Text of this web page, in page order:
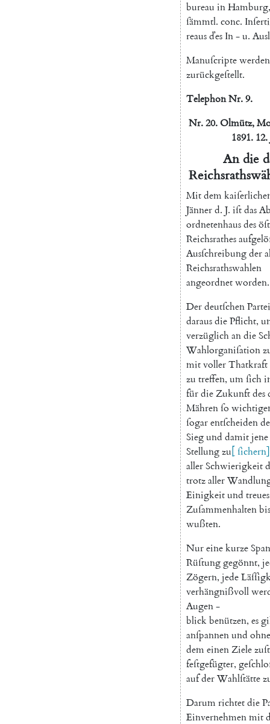
bureau inHamburg,
ſämmtl. conc.
reausďes In-u.
Manuſcriptewerden
zurückgeſtellt.
TelephonNr.9.
Nr. 20. Olmütz,
1891. 12.
An die
Mitdem
Jännerd. J. iſtdas
ordnetenhausdes
Reichsrathes
Ausſchreibungder
Reichsrathswahlen
angeordnetworden.
DerdeutſchenPartei
darausdiePflicht,
verzüglichandie
Wahlorganiſation
mitvollerThatkraft
zu treffen, umſich
fürdieZukunftdes
Mährenſo
ſogarentſcheiden
Siegund damitjene
Stellungzu ſichern
allerSchwierigkeit
trotzaller
Einigkeitund treues
Zuſammenhalten
wußten.
Nureinekurze
Rüſtunggegönnt,
Zögern, jede
verhängnißvoll
Augen-
blickbenützen, es
anſpannenund ohne
demeinenZiele
feſtgefügter,
aufderWahlſtätte
Darumrichtetdie
Einvernehmenmit